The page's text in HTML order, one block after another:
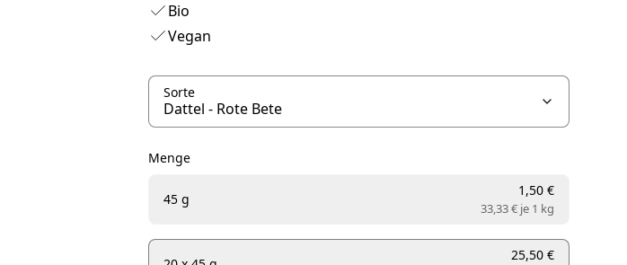
Bio
Vegan
Sorte
Menge
45 g
1,50 €
33,33 € je1 kg
25,50 €